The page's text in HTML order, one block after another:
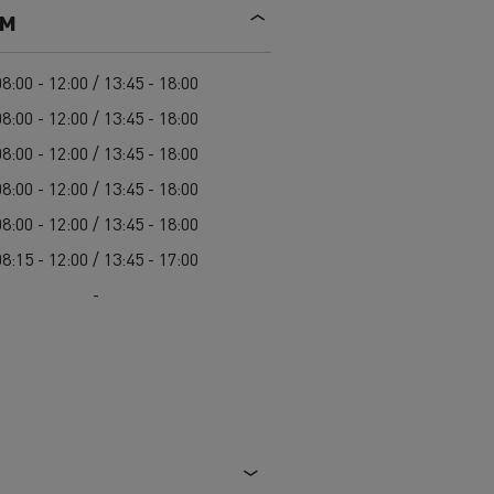
Radovi na održavanju cesta
Oprema za lokalne uprave
- 12:00 / 13:45 - 18:00
- 12:00 / 13:45 - 18:00
- 12:00 / 13:45 - 18:00
- 12:00 / 13:45 - 18:00
- 12:00 / 13:45 - 18:00
- 12:00 / 13:45 - 17:00
-